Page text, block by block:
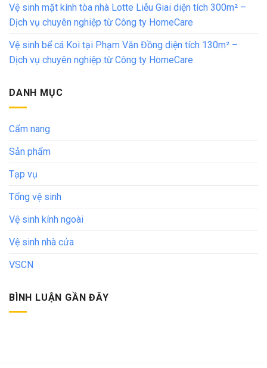
Vệ sinh mặt kính tòa nhà Lotte Liễu Giai diện tích 300m² –
Dịch vụ chuyên nghiệp từ Công ty HomeCare
Vệ sinh bể cá Koi tại Phạm Văn Đồng diện tích 130m² –
Dịch vụ chuyên nghiệp từ Công ty HomeCare
DANH MỤC
Cẩm nang
Sản phẩm
Tạp vụ
Tổng vệ sinh
Vệ sinh kính ngoài
Vệ sinh nhà cửa
VSCN
BÌNH LUẬN GẦN ĐÂY